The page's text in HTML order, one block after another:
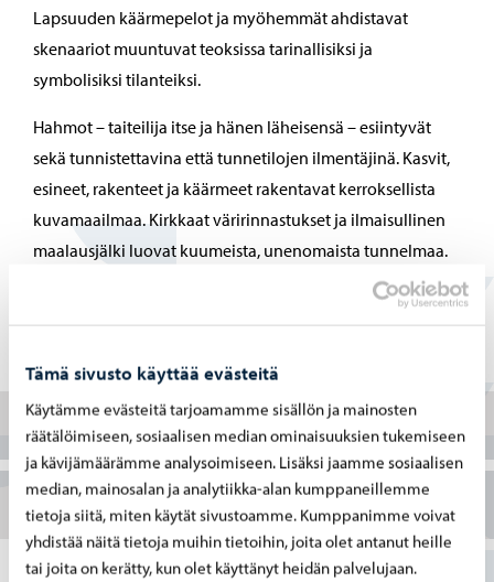
Tämä sivusto käyttää evästeitä
Käytämme evästeitä tarjoamamme sisällön ja mainosten
räätälöimiseen, sosiaalisen median ominaisuuksien tukemiseen
ja kävijämäärämme analysoimiseen. Lisäksi jaamme sosiaalisen
median, mainosalan ja analytiikka-alan kumppaneillemme
tietoja siitä, miten käytät sivustoamme. Kumppanimme voivat
yhdistää näitä tietoja muihin tietoihin, joita olet antanut heille
tai joita on kerätty, kun olet käyttänyt heidän palvelujaan.
Lapsuuden käärmepelot ja myöhemmät ahdistavat
skenaariot muuntuvat teoksissa tarinallisiksi ja
symbolisiksi tilanteiksi.
Hahmot – taiteilija itse ja hänen läheisensä – esiintyvät
sekä tunnistettavina että tunnetilojen ilmentäjinä. Kasvit,
esineet, rakenteet ja käärmeet rakentavat kerroksellista
kuvamaailmaa. Kirkkaat väririnnastukset ja ilmaisullinen
maalausjälki luovat kuumeista, unenomaista tunnelmaa.
Maalaamisen kautta Maaria Jokimies etsii merkityksiä
arjesta ja vapautumista pakonomaisista pelkokuvitelmista
Taiteilijan omin sanoin
Taiteilijaesittely